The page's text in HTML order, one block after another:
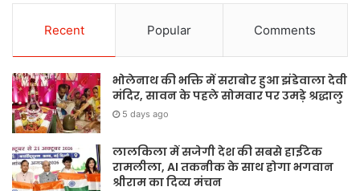
Recent Popular Comments
भोलेनाथ की भक्ति में सराबोर हुआ झंडेवाला देवी
मंदिर, सावन के पहले सोमवार पर उमड़े श्रद्धालु
5 days ago
लालकिला में सजेगी देश की सबसे हाईटेक
रामलीला, AI तकनीक के साथ होगा भगवान
श्रीराम का दिव्य मंचन